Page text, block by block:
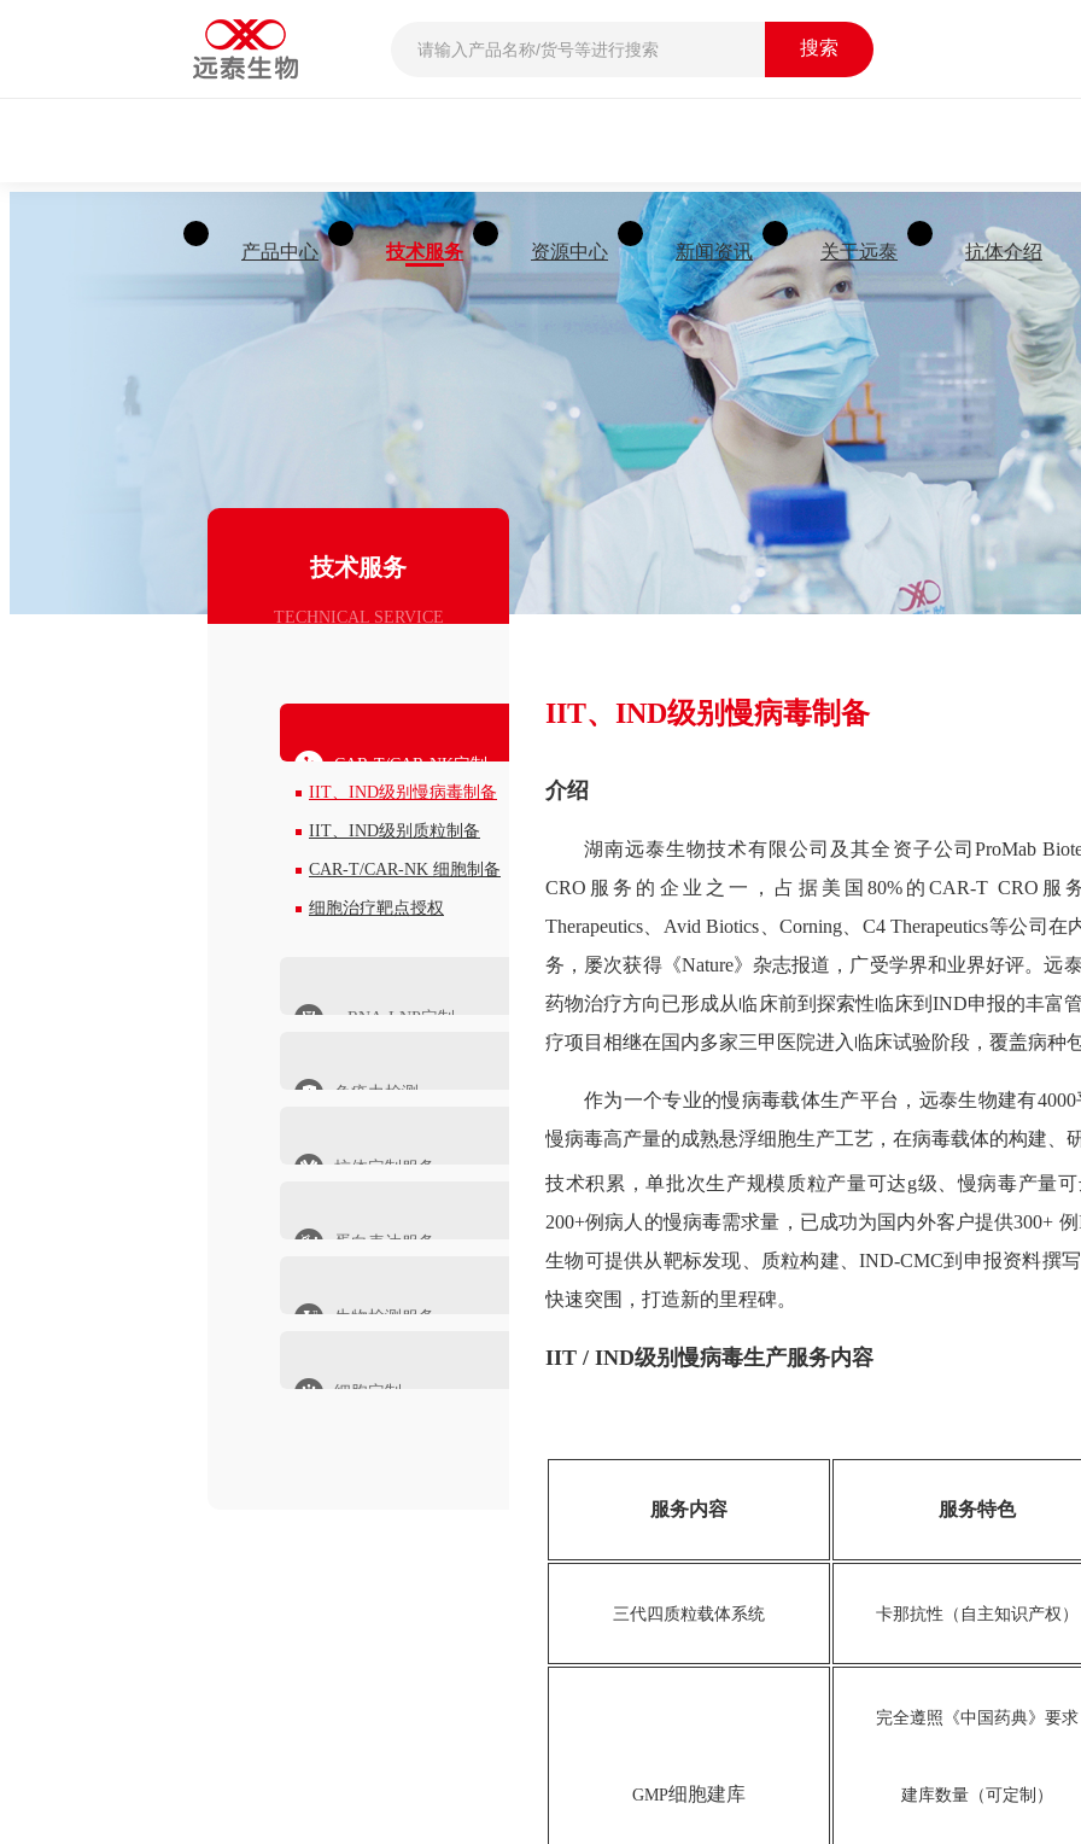
搜索
产品中心 技术服务 资源中心 新闻资讯 关于远泰 抗体介绍
技术服务
TECHNICAL SERVICE
CAR-T/CAR-NK定制
IIT、IND级别慢病毒制备
IIT、IND级别质粒制备
CAR-T/CAR-NK 细胞制备
细胞治疗靶点授权
mRNA-LNP定制
免疫力检测
抗体定制服务
蛋白表达服务
生物检测服务
细胞定制
IIT、IND级别慢病毒制备
介绍
湖南远泰生物技术有限公司及其全资子公司ProMab
CRO服务的企业之一，占据美国80%的CAR-T CRO
Therapeutics、Avid Biotics、Corning、C4 Therapeutics等公司
务，屡次获得《Nature》杂志报道，广受学界和业界好评。远
药物治疗方向已形成从临床前到探索性临床到IND申报的丰富
疗项目相继在国内多家三甲医院进入临床试验阶段，覆盖病种
作为一个专业的慢病毒载体生产平台，远泰生物建有
慢病毒高产量的成熟悬浮细胞生产工艺，在病毒载体的构建、
技术积累，单批次生产规模质粒产量可达g级、慢病毒产量可
200+例病人的慢病毒需求量，已成功为国内外客户提供300+
生物可提供从靶标发现、质粒构建、IND-CMC到申报资料撰
快速突围，打造新的里程碑。
IIT / IND级别慢病毒生产服务内容
服务内容 服务特色
三代四质粒载体系统 卡那抗性（自主知识产权）
GMP细胞建库
完全遵照《中国药典》要求
建库数量（可定制）